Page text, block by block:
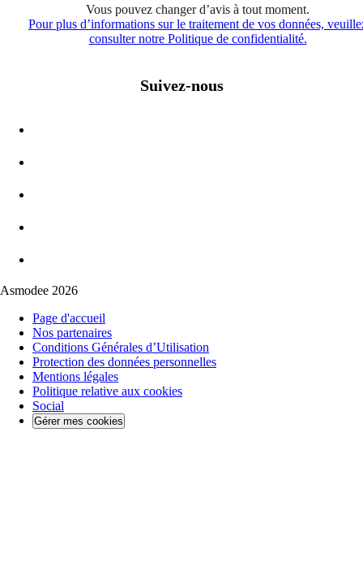
Vous pouvez changer d’avis à tout moment.
Pour plus d’informations sur le traitement de vos données,
consulter notre Politique de confidentialité.
Suivez-nous
Asmodee 2026
Page d'accueil
Nos partenaires
Conditions Générales d’Utilisation
Protection des données personnelles
Mentions légales
Politique relative aux cookies
Social
Gérer mes cookies